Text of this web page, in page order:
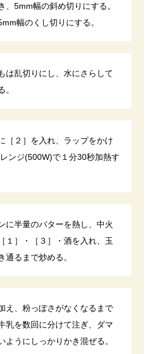
、5mm幅の斜め切りにする。
幅のくし切りにする。
は乱切りにし、水にさらして
。
［２］を入れ、ラップをかけ
ンジ(500W)で１分30秒加熱す
に半量のバターを熱し、中火
１］・［３］・酒を入れ、玉
通るまで炒める。
え、粉っぽさがなくなるまで
乳を数回に分けて注ぎ、ダマ
ようにしっかりかき混ぜる。